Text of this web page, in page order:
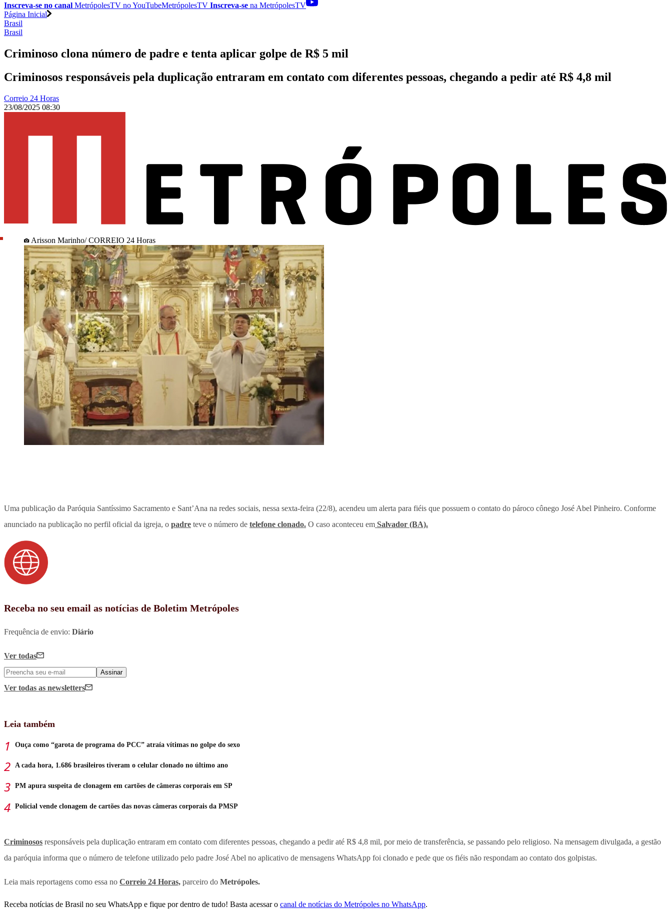
Inscreva-se no canal MetrópolesTV noYouTubeMetrópolesTV Inscreva-se na MetrópolesTV
Página Inicial
Brasil
Brasil
Criminoso clona número de padre e tenta aplicar golpe de R$ 5 mil
Criminosos responsáveis pela duplicação entraram em contato com diferentes pessoas, chegando a pedir até R$ 4,8 mil
Correio 24 Horas
23/08/2025 08:30
Arisson Marinho/ CORREIO 24 Horas
Uma publicação da Paróquia Santíssimo Sacramento e Sant’Ana na redes sociais, nessa sexta-feira (22/8), acendeu um alerta para fiéis que possuem o contato do pároco cônego José Abel Pinheiro. Conforme
anunciado na publicação no perfil oficial da igreja, o padre teve o número de telefone clonado. O caso aconteceu em Salvador (BA).
Receba no seu email as notícias de Boletim Metrópoles
Frequência de envio: Diário
Ver todas
Assinar
Ver todas as newsletters
Leia também
Ouça como “garota de programa do PCC” atraía vítimas no golpe do sexo
A cada hora, 1.686 brasileiros tiveram o celular clonado no último ano
PM apura suspeita de clonagem em cartões de câmeras corporais em SP
Policial vende clonagem de cartões das novas câmeras corporais da PMSP
Criminosos responsáveis pela duplicação entraram em contato com diferentes pessoas, chegando a pedir até R$ 4,8 mil, por meio de transferência, se passando pelo religioso. Na mensagem divulgada, a gestão
da paróquia informa que o número de telefone utilizado pelo padre José Abel no aplicativo de mensagens WhatsApp foi clonado e pede que os fiéis não respondam ao contato dos golpistas.
Leia mais reportagens como essa no Correio 24 Horas, parceiro do Metrópoles.
Receba notícias de Brasil no seu WhatsApp e fique por dentro de tudo! Basta acessar o canal de notícias do Metrópoles no WhatsApp.